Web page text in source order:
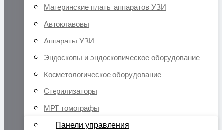
Материнские платы аппаратов УЗИ
Автоклавовы
Аппараты УЗИ
Эндоскопы и эндоскопическое оборудование
Косметологическое оборудование
Стерилизаторы
МРТ томографы
Панели управления